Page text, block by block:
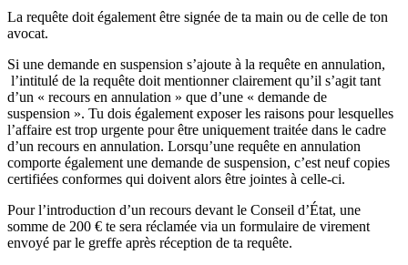
La requête doit également être signée de ta main ou de celle de ton
avocat.
Si une demande en suspension s’ajoute à la requête en annulation,
l’intitulé de la requête doit mentionner clairement qu’il s’agit tant
d’un « recours en annulation » que d’une « demande de
suspension ». Tu dois également exposer les raisons pour lesquelles
l’affaire est trop urgente pour être uniquement traitée dans le cadre
d’un recours en annulation. Lorsqu’une requête en annulation
comporte également une demande de suspension, c’est neuf copies
certifiées conformes qui doivent alors être jointes à celle-ci.
Pour l’introduction d’un recours devant le Conseil d’État, une
somme de 200 € te sera réclamée via un formulaire de virement
envoyé par le greffe après réception de ta requête.